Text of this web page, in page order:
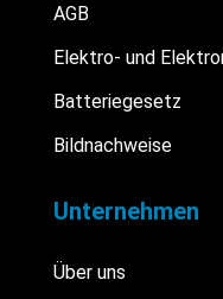
AGB
Elektro- und
Batteriegesetz
Bildnachweise
Unternehmen
Über uns